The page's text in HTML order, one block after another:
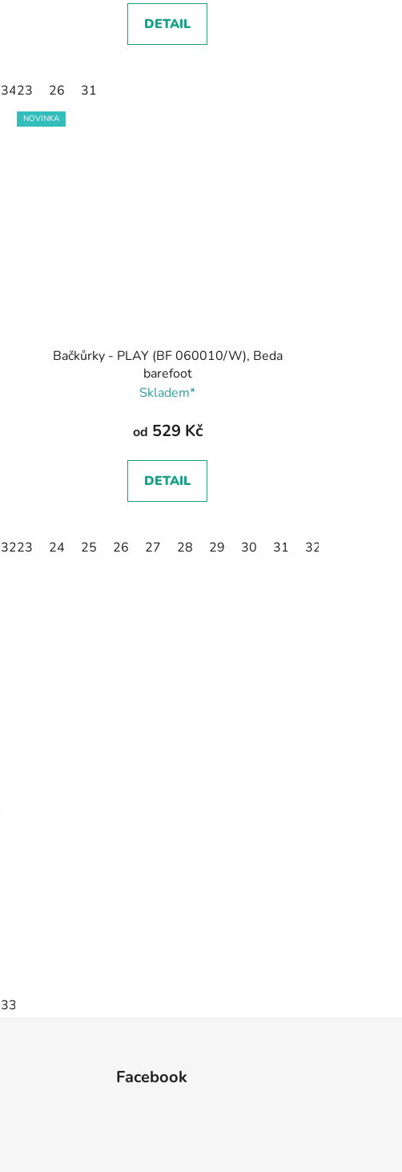
34
DETAIL
23 26 31
32
NOVINKA
Bačkůrky - PLAY (BF 060010/W), Beda
barefoot
Skladem*
od 529 Kč
DETAIL
23 24 25 26 27 28 29 30 31 32
33
Facebook